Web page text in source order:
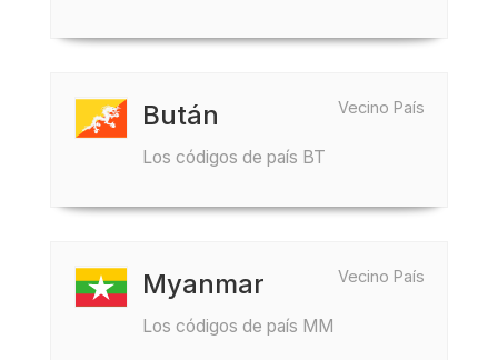
Vecino País
Bután
Los códigos de país BT
Vecino País
Myanmar
Los códigos de país MM